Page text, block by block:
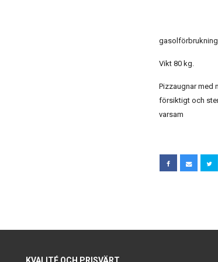
Vikt 80 kg.
Pizzaugnar med
försiktigt och
varsam
KVALITÉ OCH PRISVÄRT